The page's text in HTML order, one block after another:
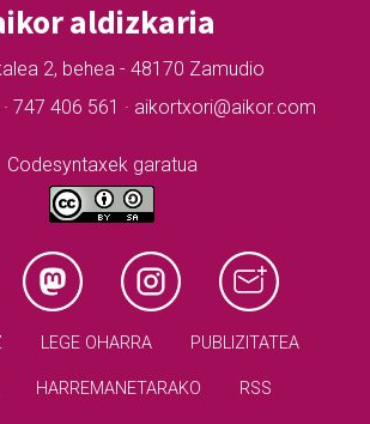
aldizkaria
2, behea - 48170 Zamudio
747 406 561 · aikortxori@aikor.com
Codesyntaxek garatua
LEGE OHARRA PUBLIZITATEA
HARREMANETARAKO RSS